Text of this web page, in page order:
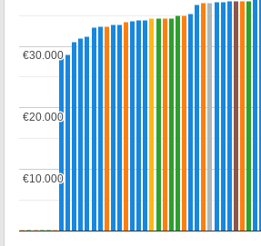
€10.000
€10.000
€20.000
€20.000
€30.000
€30.000